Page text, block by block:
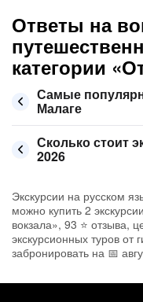
Ответы на
категории
Самые
Малаге
Сколько стоит
2026
Экскурсии на русском
можно купить 2
вокзала», 93 ⭐ отзыва,
экскурсионных туров
забронировать на 📅